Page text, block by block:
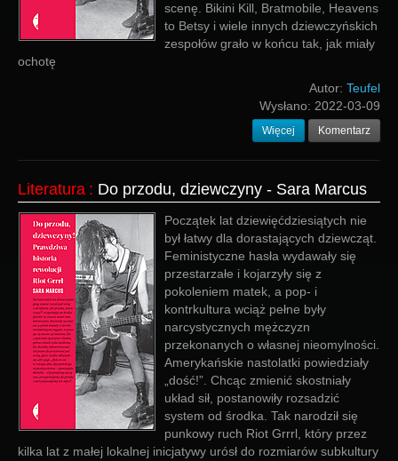
scenę. Bikini Kill, Bratmobile, Heavens
to Betsy i wiele innych dziewczyńskich
zespołów grało w końcu tak, jak miały
ochotę
Autor: Teufel
Wysłano: 2022-03-09
Więcej Komentarz
Literatura : Do przodu, dziewczyny - Sara Marcus
Początek lat dziewięćdziesiątych nie
był łatwy dla dorastających dziewcząt.
Feministyczne hasła wydawały się
przestarzałe i kojarzyły się z
pokoleniem matek, a pop- i
kontrkultura wciąż pełne były
narcystycznych mężczyzn
przekonanych o własnej nieomylności.
Amerykańskie nastolatki powiedziały
„dość!”. Chcąc zmienić skostniały
układ sił, postanowiły rozsadzić
system od środka. Tak narodził się
punkowy ruch Riot Grrrl, który przez
kilka lat z małej lokalnej inicjatywy urósł do rozmiarów subkultury